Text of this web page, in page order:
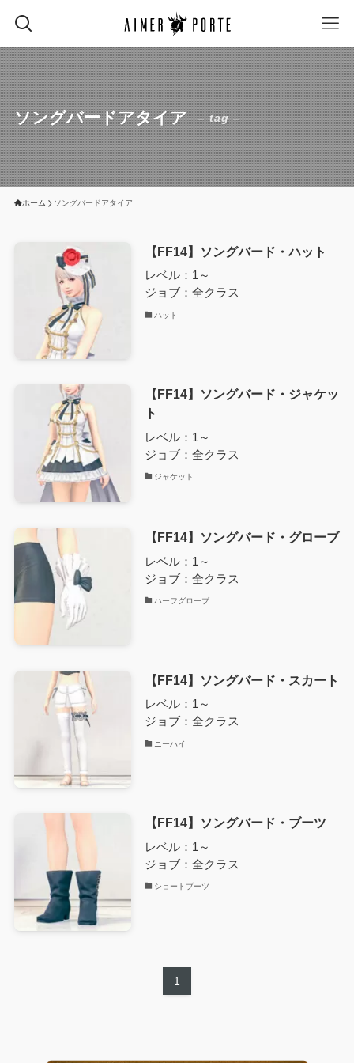
ソングバードアタイア – tag –
ホーム ソングバードアタイア
【FF14】ソングバード・ハット
レベル：1～
ジョブ：全クラス
ハット
【FF14】ソングバード・ジャケッ
ト
レベル：1～
ジョブ：全クラス
ジャケット
【FF14】ソングバード・グローブ
レベル：1～
ジョブ：全クラス
ハーフグローブ
【FF14】ソングバード・スカート
レベル：1～
ジョブ：全クラス
ニーハイ
【FF14】ソングバード・ブーツ
レベル：1～
ジョブ：全クラス
ショートブーツ
1